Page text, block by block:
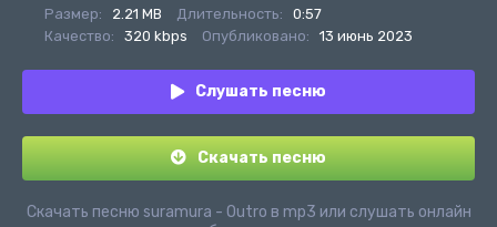
Размер: 2.21 MB Длительность:
0:57
Качество:
320 kbps Опубликовано: 13 июнь 2023
Слушать песню
Скачать песню
Скачать песню suramura - Outro в mp3 или слушать онлайн